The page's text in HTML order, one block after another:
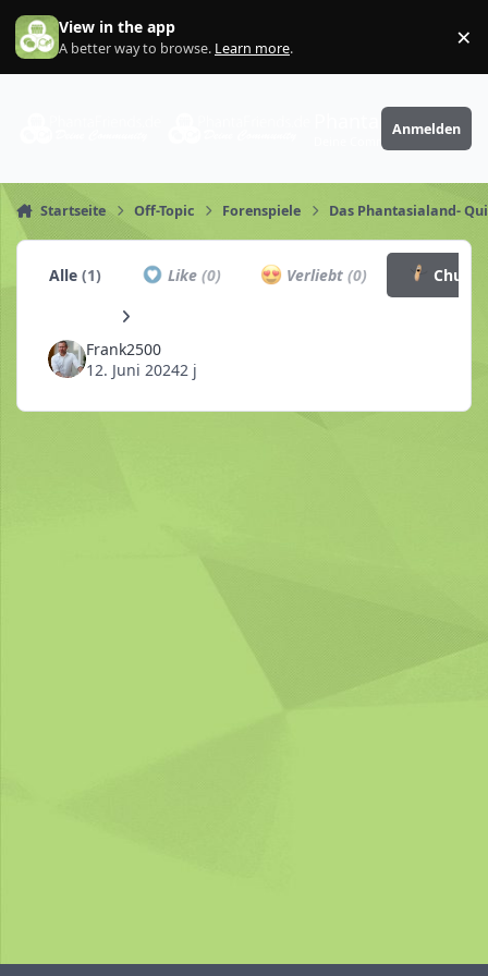
Zum Inhalt springen
View in the app
A better way to browse. Learn more. ×
PhantaFriends.de
Anmelden
Startseite Off-Topic Forenspiele Das Phantasialand-
Alle(1) Like (0) Verliebt(0)
Frank2500
12. Juni 20242 j